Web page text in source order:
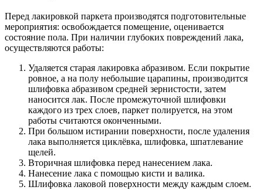
Перед лакировкой паркета производятся подготовительные
мероприятия: освобождается помещение, оценивается
состояние пола. При наличии глубоких повреждений лака,
осуществляются работы:
Удаляется старая лакировка абразивом. Если покрытие
ровное, а на полу небольшие царапины, производится
шлифовка абразивом средней зернистости, затем
наносится лак. После промежуточной шлифовки
каждого из трех слоев, паркет полируется, на этом
работы считаются оконченными.
При большом истирании поверхности, после удаления
лака выполняется циклёвка, шлифовка, шпатлевание
щелей.
Вторичная шлифовка перед нанесением лака.
Нанесение лака с помощью кисти и валика.
Шлифовка лаковой поверхности между каждым слоем.